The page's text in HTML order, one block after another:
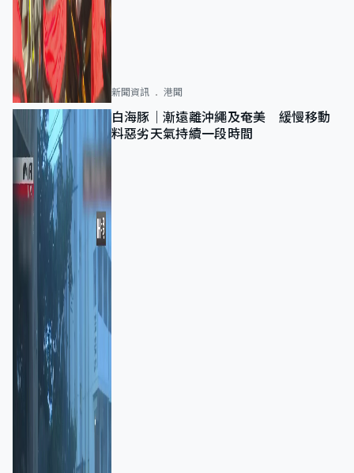
新聞資訊 港聞
白海豚｜漸遠離沖繩及奄美 緩慢移動
料惡劣天氣持續一段時間